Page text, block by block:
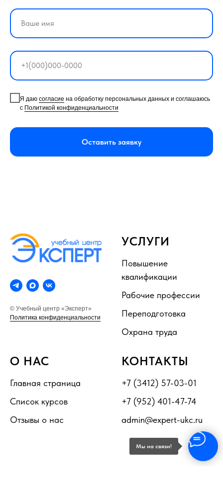
Я даю согласие на обработку персональных данных и соглашаюсь
с Политикой конфиденциальности
Оставить заявку
Мы на связи!
© Учебный центр «Эксперт»
Политика конфиденциальности
УСЛУГИ
Повышение
квалификации
Рабочие профессии
Переподготовка
Охрана труда
О НАС
Главная страница
Список курсов
Отзывы о нас
КОНТАКТЫ
+7 (3412) 57-03-01
+7 (952) 401-47-74
admin@expert-ukc.ru